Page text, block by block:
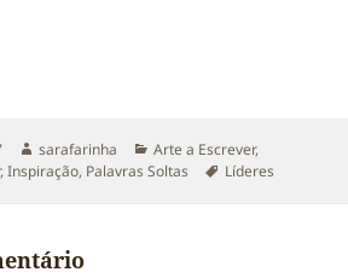
Autor
sarafarinha Categorias
Arte a Escrever,
,Inspiração, Palavras Soltas Etiquetas
Líderes